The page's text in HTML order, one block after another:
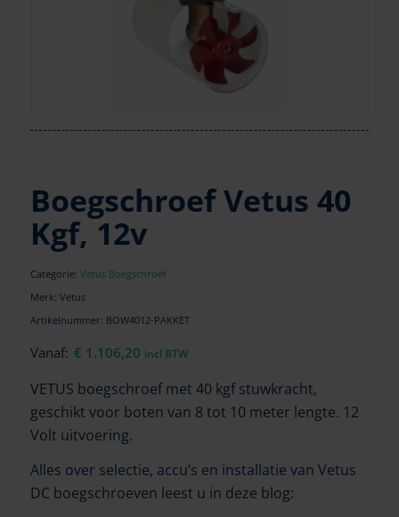
Boegschroef Vetus 40
Kgf, 12v
Categorie: Vetus Boegschroef
Merk: Vetus
Artikelnummer: BOW4012-PAKKET
Vanaf: € 1.106,20 incl BTW
VETUS boegschroef met 40 kgf stuwkracht,
geschikt voor boten van 8 tot 10 meter lengte. 12
Volt uitvoering.
Alles over selectie, accu’s en installatie van Vetus
DC boegschroeven leest u in deze blog: